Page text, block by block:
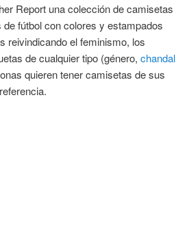
Report una colección de camisetas
fútbol con colores y estampados
reivindicando el feminismo, los
de cualquier tipo (género, chandal
quieren tener camisetas de sus